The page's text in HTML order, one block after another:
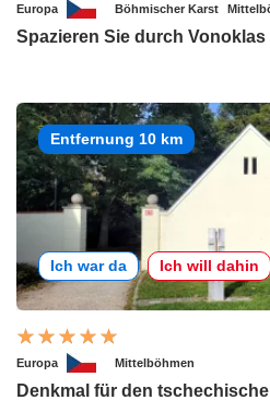
Europa Böhmischer Karst
Spazieren Sie durch Vonoklas
Entfernung 10 km
Ich war da Ich will dahin
Europa Mittelböhmen
Denkmal für den